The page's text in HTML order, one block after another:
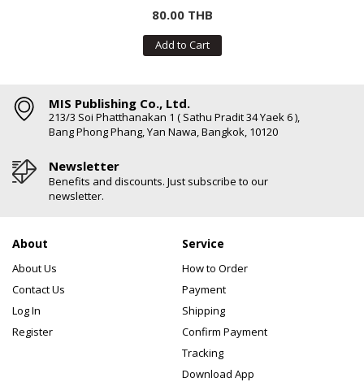
80.00 THB
Add to Cart
MIS Publishing Co., Ltd.
213/3 Soi Phatthanakan 1 ( Sathu Pradit 34 Yaek 6 ),
Bang Phong Phang, Yan Nawa, Bangkok, 10120
Newsletter
Benefits and discounts. Just subscribe to our
newsletter.
About
About Us
Contact Us
Log In
Register
Service
How to Order
Payment
Shipping
Confirm Payment
Tracking
Download App